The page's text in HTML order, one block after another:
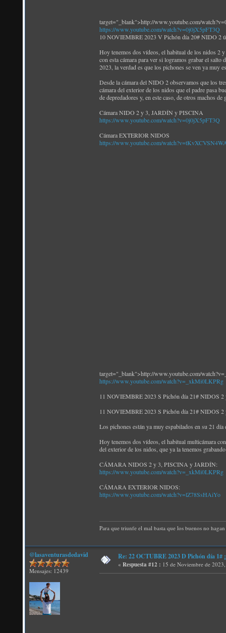
target="_blank">http://www.youtube.com/
https://www.youtube.com/watch?v=0j0jX5pFT3Q
10 NOVIEMBRE 2023 V Pichón día 20# NIDO 2
Hoy tenemos dos vídeos, el habitual de los nidos 2
con esta cámara para ver si logramos grabar el
2023, la verdad es que los pichones se ven ya muy
Desde la cámara del NIDO 2 observamos que los
cámara del exterior de los nidos que el padre pasa
de depredadores y, en este caso, de otros machos
Cámara NIDO 2 y 3, JARDÍN y PISCINA
https://www.youtube.com/watch?v=0j0jX5pFT3Q
Cámara EXTERIOR NIDOS
https://www.youtube.com/
target="_blank">http://www.youtube.com/
https://www.youtube.com/watch?v=_xkMi0LKPRg
11 NOVIEMBRE 2023 S Pichón día 21# NIDOS
11 NOVIEMBRE 2023 S Pichón día 21# NIDOS
Los pichones están ya muy espabilados en su 21
Hoy tenemos dos vídeos, el habitual multicámara
del exterior de los nidos, que ya la tenemos
CÁMARA NIDOS 2 y 3, PISCINA y JARDÍN:
https://www.youtube.com/watch?v=_xkMi0LKPRg
CÁMARA EXTERIOR NIDOS:
https://www.youtube.com/watch?v=lZ78SsHAiYo
Para que triunfe el mal basta que los buenos no
@lasaventurasdedavid
Mensajes: 12439
Re: 22 OCTUBRE 2023 D Pichón día
« Respuesta #12 : 15 de Noviembre de